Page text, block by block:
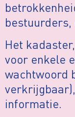
Het
voor enkele
wachtwoord
informatie.